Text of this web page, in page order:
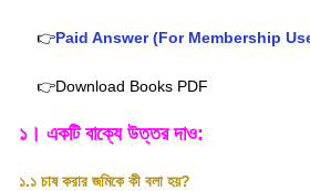
👉Paid Answer (For Membership
👉Download Books PDF
১। একটি বাক্যে উত্তর দাও:
১.১ চাষ করার জমিকে কী বলা হয়?